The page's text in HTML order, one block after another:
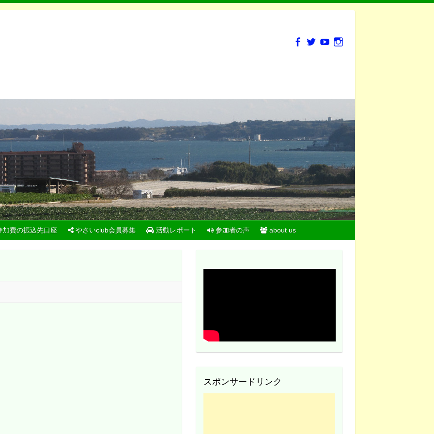
加費の振込先口座 やさいclub会員募集 活動レポート 参加者の声 about us
スポンサードリンク